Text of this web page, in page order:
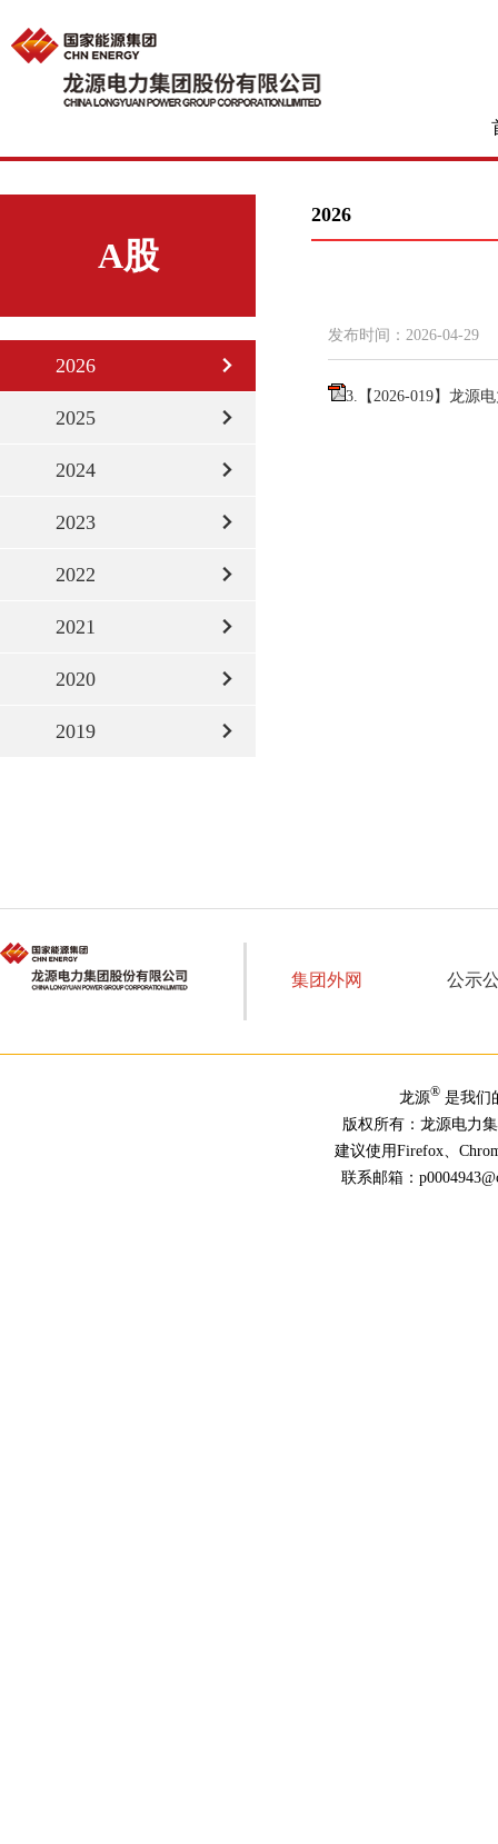
A股
2026
2025
2024
2023
2022
2021
2020
2019
2026
发布时间： 2026-04-29
3.【2026-019】龙源
集团外网 公示
龙源®是我们
版权所有：龙源电力
建议使用Firefox、
联系邮箱：